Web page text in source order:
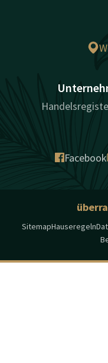
Facebook
SitemapHauseregeln